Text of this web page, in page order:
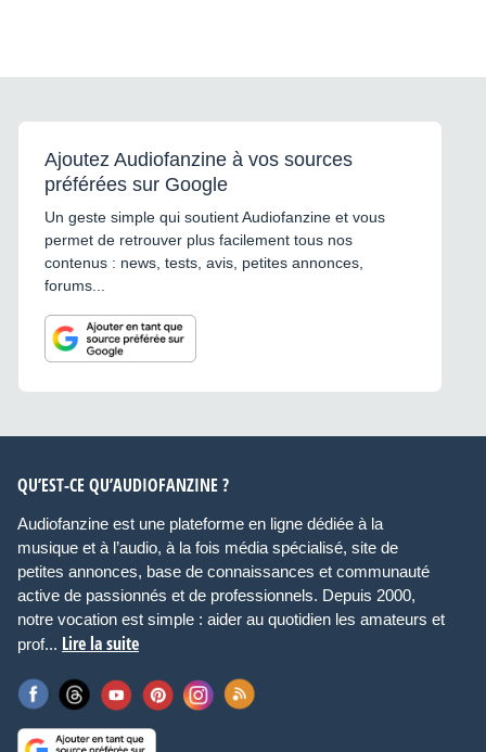
Ajoutez Audiofanzine à vos sources
préférées sur Google
Un geste simple qui soutient Audiofanzine et vous
permet de retrouver plus facilement tous nos
contenus : news, tests, avis, petites annonces,
forums...
QU’EST-CE QU’AUDIOFANZINE ?
Audiofanzine est une plateforme en ligne dédiée à la
musique et à l’audio, à la fois média spécialisé, site de
petites annonces, base de connaissances et communauté
active de passionnés et de professionnels. Depuis 2000,
notre vocation est simple : aider au quotidien les amateurs et
prof... Lire la suite